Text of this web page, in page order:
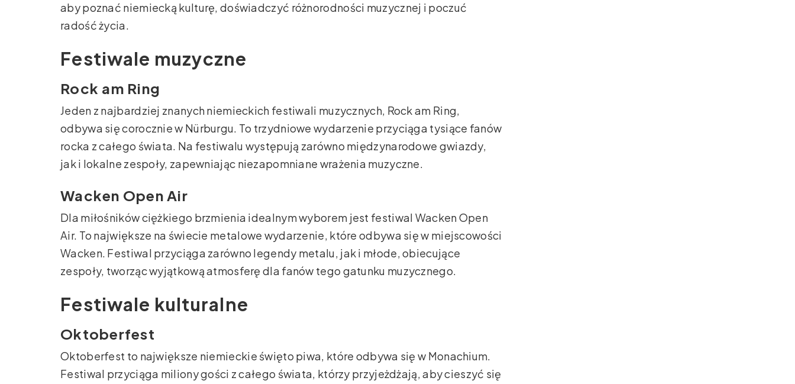
aby poznać niemiecką kulturę, doświadczyć różnorodności muzycznej i poczuć
radość życia.
Festiwale muzyczne
Rock am Ring
Jeden z najbardziej znanych niemieckich festiwali muzycznych, Rock am Ring,
odbywa się corocznie w Nürburgu. To trzydniowe wydarzenie przyciąga tysiące fanów
rocka z całego świata. Na festiwalu występują zarówno międzynarodowe gwiazdy,
jak i lokalne zespoły, zapewniając niezapomniane wrażenia muzyczne.
Wacken Open Air
Dla miłośników ciężkiego brzmienia idealnym wyborem jest festiwal Wacken Open
Air. To największe na świecie metalowe wydarzenie, które odbywa się w miejscowości
Wacken. Festiwal przyciąga zarówno legendy metalu, jak i młode, obiecujące
zespoły, tworząc wyjątkową atmosferę dla fanów tego gatunku muzycznego.
Festiwale kulturalne
Oktoberfest
Oktoberfest to największe niemieckie święto piwa, które odbywa się w Monachium.
Festiwal przyciąga miliony gości z całego świata, którzy przyjeżdżają, aby cieszyć się